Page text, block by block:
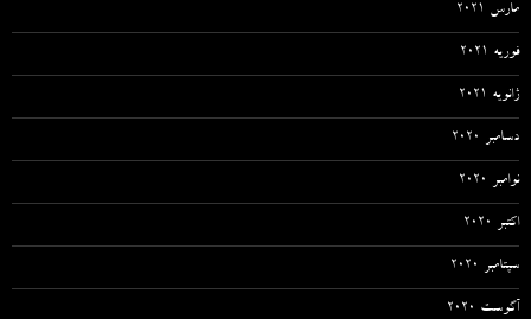
مارس 2021
فوریه 2021
ژانویه 2021
دسامبر 2020
نوامبر 2020
اکتبر 2020
سپتامبر 2020
آگوست 2020